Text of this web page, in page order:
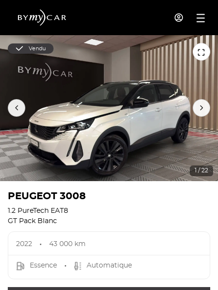
Vendu
1 / 22
PEUGEOT 3008
1.2 PureTech EAT8
GT Pack Blanc
2022 43 000 km
Essence Automatique